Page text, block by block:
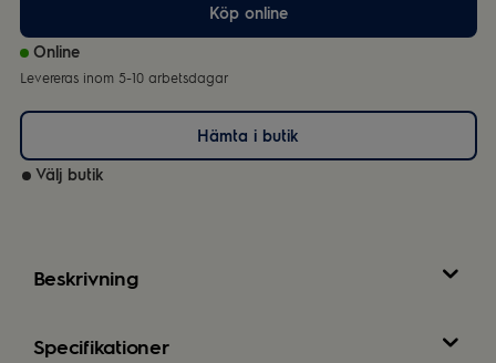
Köp online
Online
Levereras inom 5-10 arbetsdagar
Hämta i butik
Välj butik
Beskrivning
Specifikationer